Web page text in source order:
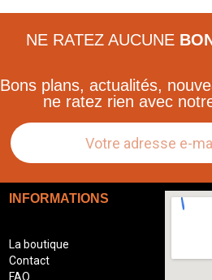
NE RATEZ AUCUNE
Bons plans, actualités,
ne ratez rien avec
INFORMATIONS
La boutique
Contact
FAQ